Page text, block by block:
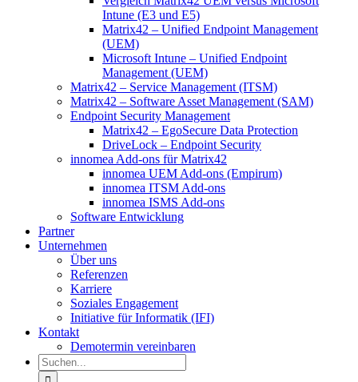
Intune (E3 und E5)
Matrix42 – Unified Endpoint Management
(UEM)
Microsoft Intune – Unified Endpoint
Management (UEM)
Matrix42 – Service Management (ITSM)
Matrix42 – Software Asset Management (SAM)
Endpoint Security Management
Matrix42 – EgoSecure Data Protection
DriveLock – Endpoint Security
innomea Add-ons für Matrix42
innomea UEM Add-ons (Empirum)
innomea ITSM Add-ons
innomea ISMS Add-ons
Software Entwicklung
Partner
Unternehmen
Über uns
Referenzen
Karriere
Soziales Engagement
Initiative für Informatik (IFI)
Kontakt
Demotermin vereinbaren
Suche
nach: